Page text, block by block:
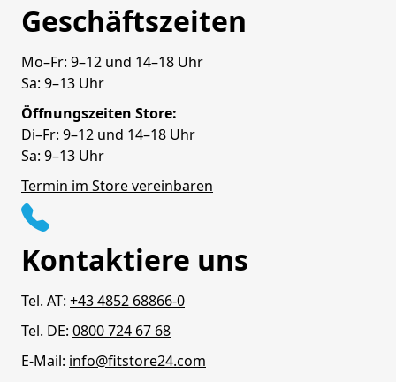
Geschäftszeiten
Mo–Fr: 9–12 und 14–18 Uhr
Sa: 9–13 Uhr
Öffnungszeiten Store:
Di–Fr: 9–12 und 14–18 Uhr
Sa: 9–13 Uhr
Termin im Store vereinbaren
Kontaktiere uns
Tel. AT: +43 4852 68866-0
Tel. DE: 0800 724 67 68
E-Mail: info@fitstore24.com